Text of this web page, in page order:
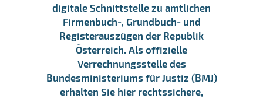
digitale Schnittstelle zu amtlichen
Firmenbuch-, Grundbuch- und
Registerauszügen der Republik
Österreich. Als offizielle
Verrechnungsstelle des
Bundesministeriums für Justiz (BMJ)
erhalten Sie hier rechtssichere,